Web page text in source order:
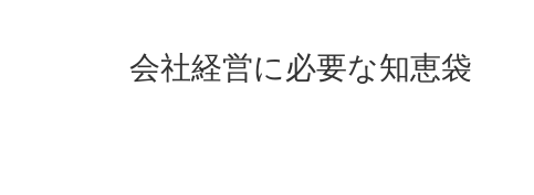
会社経営に必要な知恵袋